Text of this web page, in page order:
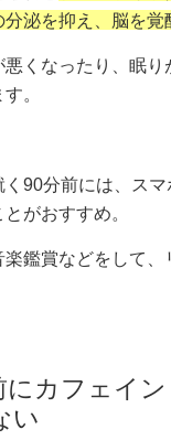
分泌を抑え、脳を覚
くなったり、眠り
。
く90分前には、スマ
がおすすめ。
鑑賞などをして、
カフェイン
い